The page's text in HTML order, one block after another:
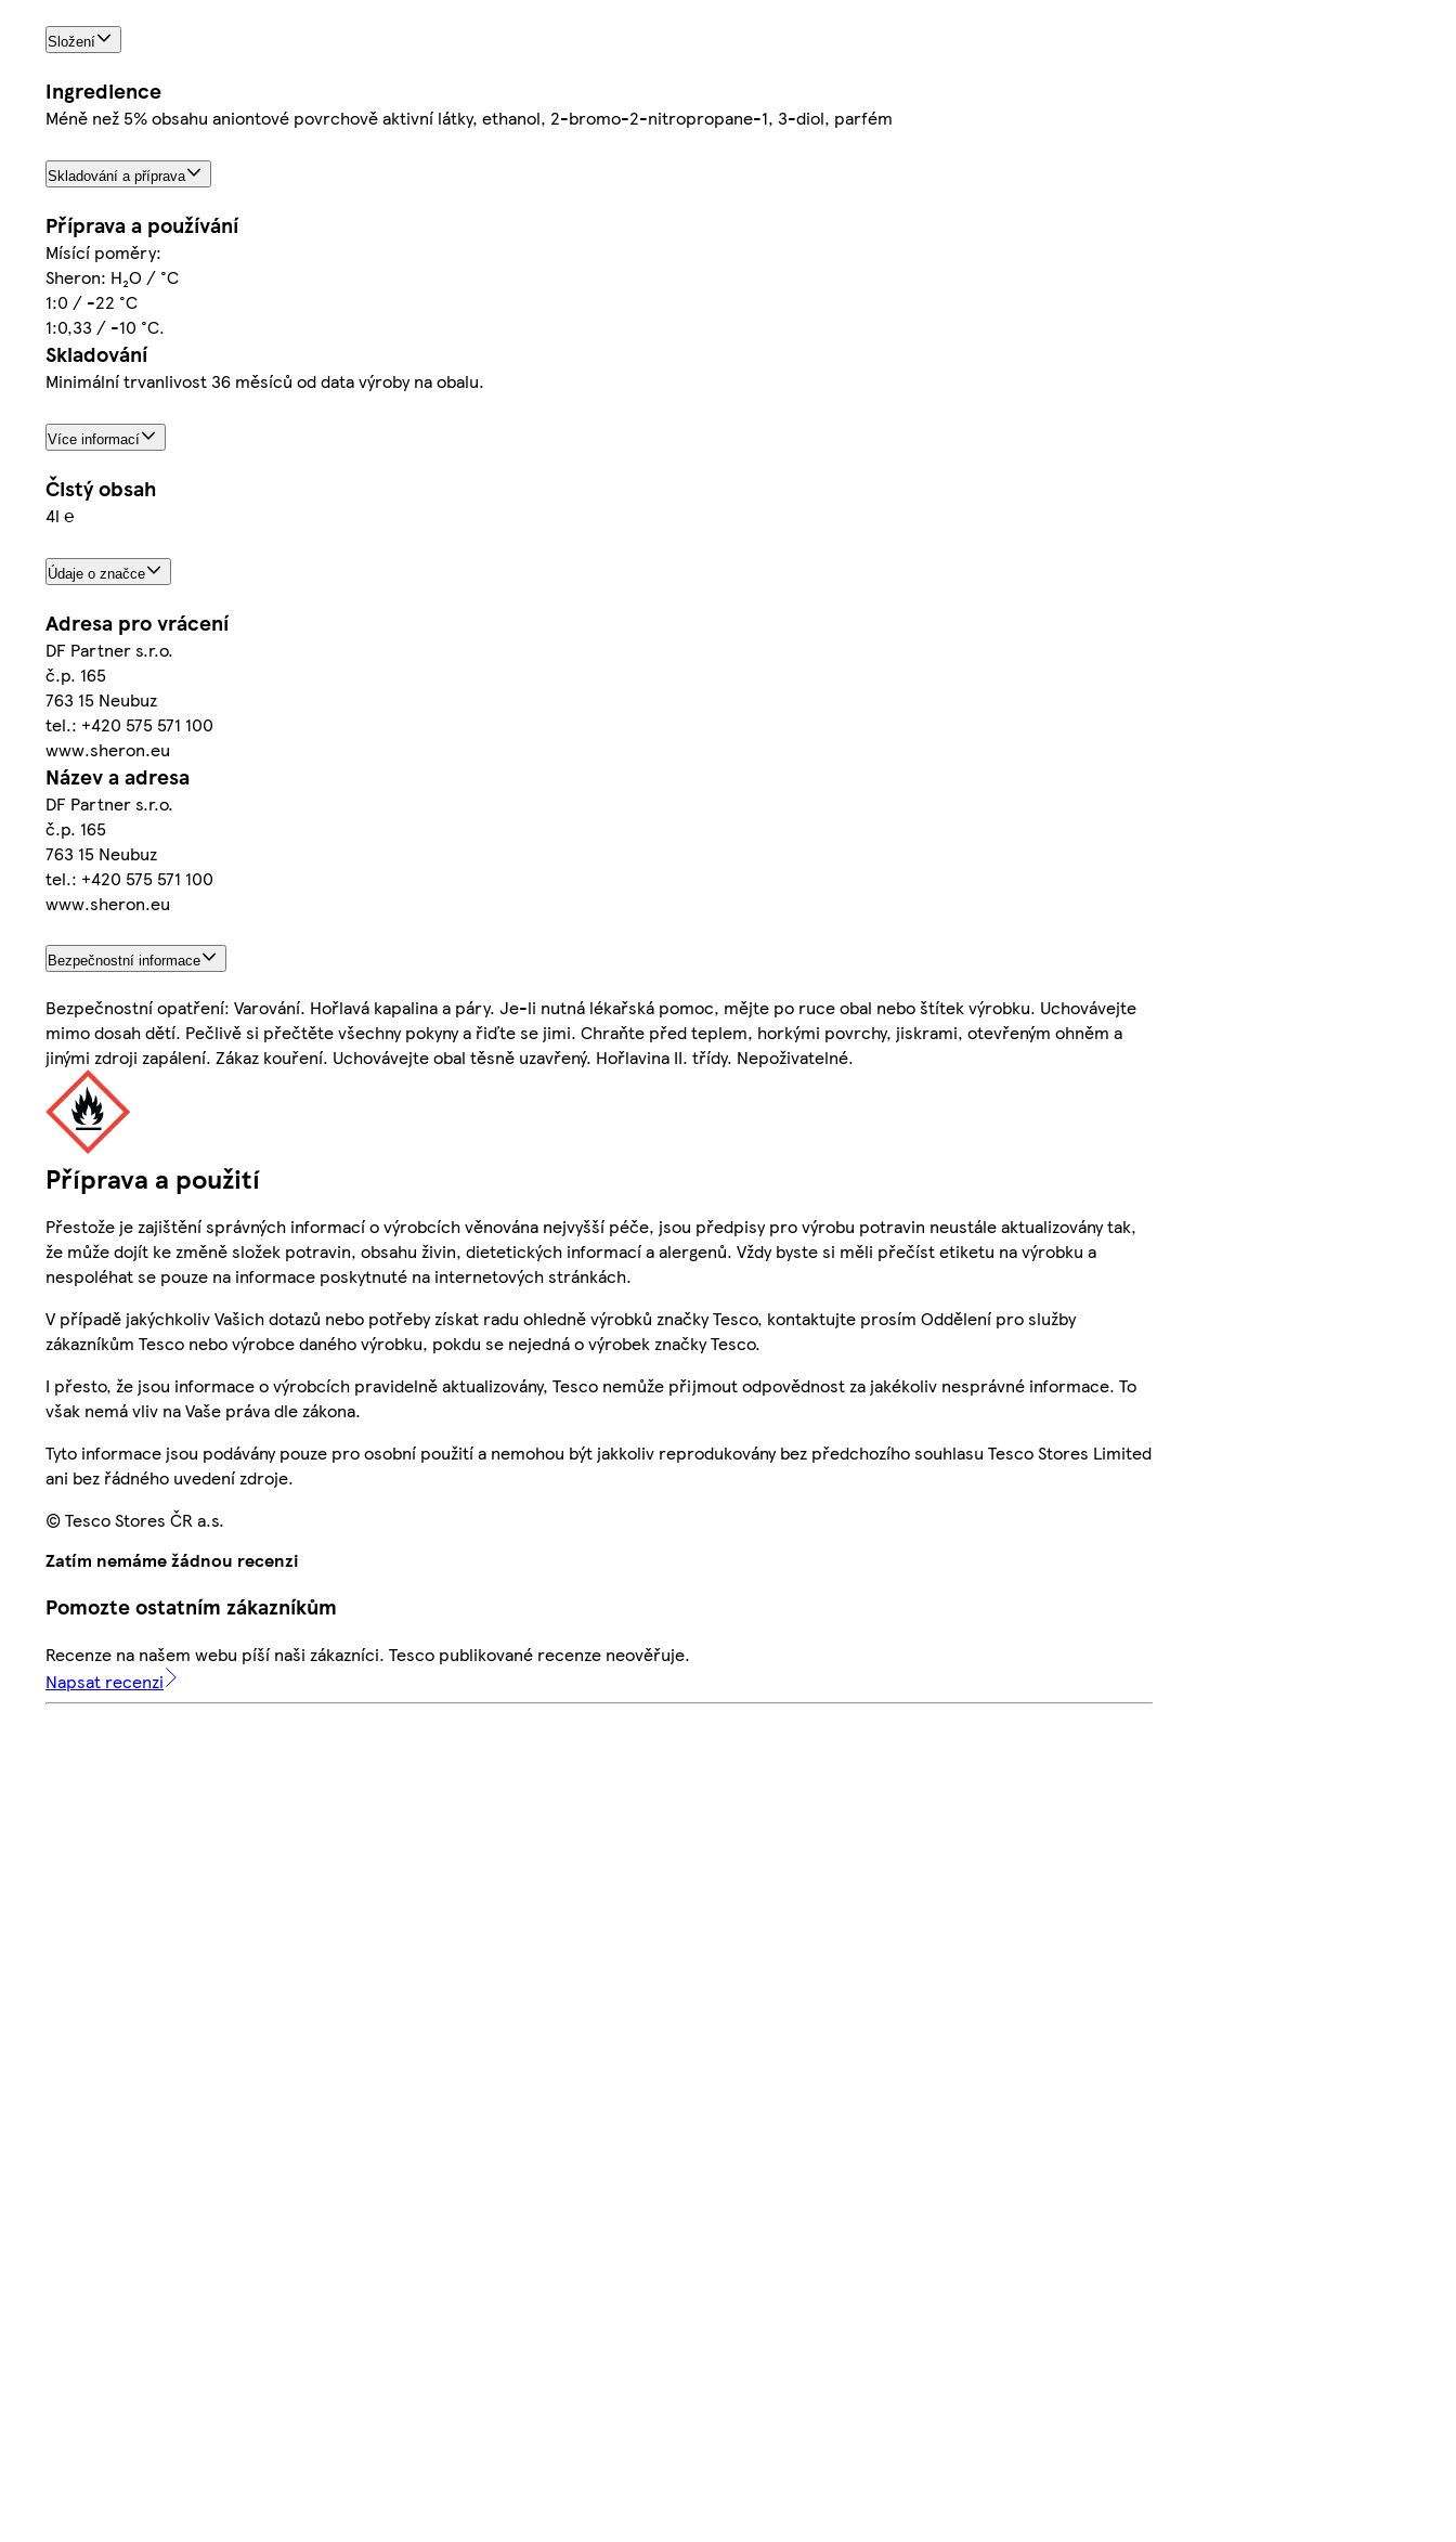
Složení
Ingredience
Méně než 5% obsahu aniontové povrchově aktivní látky, ethanol, 2-bromo-2-nitropropane-1, 3-diol, parfém
Skladování a příprava
Příprava a používání
Mísící poměry:
Sheron: H₂O / °C
1:0 / -22 °C
1:0,33 / -10 °C.
Skladování
Minimální trvanlivost 36 měsíců od data výroby na obalu.
Více informací
Čistý obsah
4l ℮
Údaje o značce
Adresa pro vrácení
DF Partner s.r.o.
č.p. 165
763 15 Neubuz
tel.: +420 575 571 100
www.sheron.eu
Název a adresa
DF Partner s.r.o.
č.p. 165
763 15 Neubuz
tel.: +420 575 571 100
www.sheron.eu
Bezpečnostní informace
Bezpečnostní opatření: Varování. Hořlavá kapalina a páry. Je-li nutná lékařská pomoc, mějte po ruce obal nebo štítek výrobku. Uchovávejte
mimo dosah dětí. Pečlivě si přečtěte všechny pokyny a řiďte se jimi. Chraňte před teplem, horkými povrchy, jiskrami, otevřeným ohněm a
jinými zdroji zapálení. Zákaz kouření. Uchovávejte obal těsně uzavřený. Hořlavina II. třídy. Nepoživatelné.
Příprava a použití
Přestože je zajištění správných informací o výrobcích věnována nejvyšší péče, jsou předpisy pro výrobu potravin neustále aktualizovány tak,
že může dojít ke změně složek potravin, obsahu živin, dietetických informací a alergenů. Vždy byste si měli přečíst etiketu na výrobku a
nespoléhat se pouze na informace poskytnuté na internetových stránkách.
V případě jakýchkoliv Vašich dotazů nebo potřeby získat radu ohledně výrobků značky Tesco, kontaktujte prosím Oddělení pro služby
zákazníkům Tesco nebo výrobce daného výrobku, pokdu se nejedná o výrobek značky Tesco.
I přesto, že jsou informace o výrobcích pravidelně aktualizovány, Tesco nemůže přijmout odpovědnost za jakékoliv nesprávné informace. To
však nemá vliv na Vaše práva dle zákona.
Tyto informace jsou podávány pouze pro osobní použití a nemohou být jakkoliv reprodukovány bez předchozího souhlasu Tesco Stores Limited
ani bez řádného uvedení zdroje.
© Tesco Stores ČR a.s.
Zatím nemáme žádnou recenzi
Pomozte ostatním zákazníkům
Recenze na našem webu píší naši zákazníci. Tesco publikované recenze neověřuje.
Napsat recenzi